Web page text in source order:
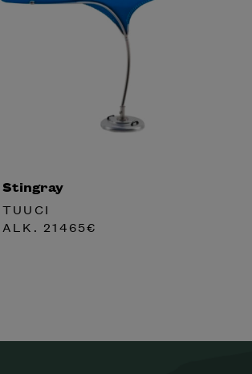
Stingray
TUUCI
ALK. 21465€